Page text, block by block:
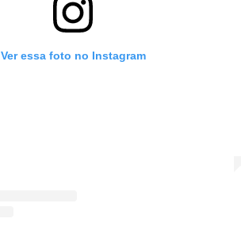
Ver essa foto no Instagram